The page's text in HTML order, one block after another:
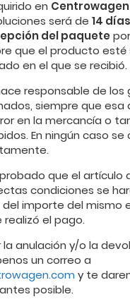
en Centrowagen
será de 14
del paquete
que el producto esté
en el que se recibió.
responsable de los
siempre que esa
en la mercancía o
En ningún caso se
que el artículo
condiciones se
importe del mismo
el pago.
anulación y/o la
un correo a
y te
posible.